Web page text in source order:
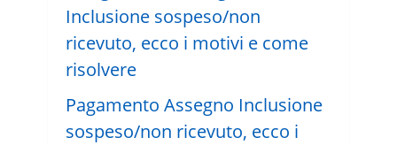
Pagamento Assegno Inclusione
sospeso/non ricevuto, ecco i